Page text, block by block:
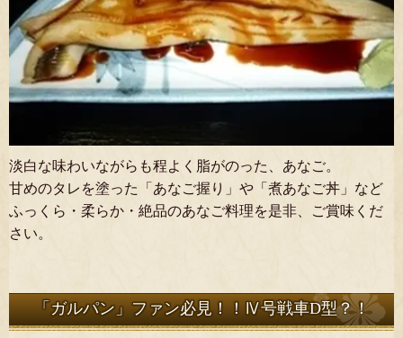
淡白な味わいながらも程よく脂がのった、あなご。
甘めのタレを塗った「あなご握り」や「煮あなご丼」など
ふっくら・柔らか・絶品のあなご料理を是非、ご賞味くだ
さい。
「ガルパン」ファン必見！！Ⅳ号戦車D型？！